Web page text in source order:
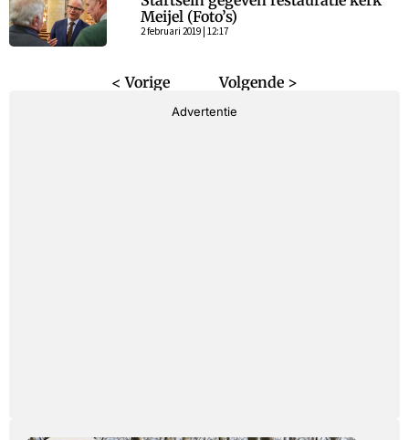
Meijel (Foto’s)
2 februari 2019 | 12:17
< Vorige Volgende >
Advertentie